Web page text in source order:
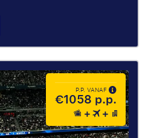
P.P. VANAF
€1058 p.p.